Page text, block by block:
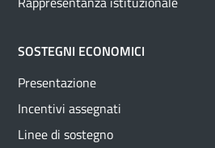
SOSTEGNI ECONOMICI
Presentazione
Incentivi assegnati
Linee di sostegno